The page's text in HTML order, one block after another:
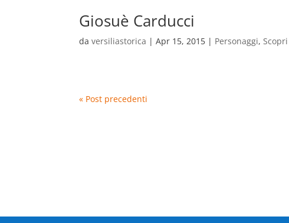
Giosuè Carducci
daversiliastorica |Apr 15, 2015 | Personaggi,
« Post precedenti